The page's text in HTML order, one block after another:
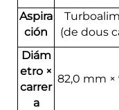
Aspira
ción
(de dous
Diám
etro ×
carrer
a
82,0 mm